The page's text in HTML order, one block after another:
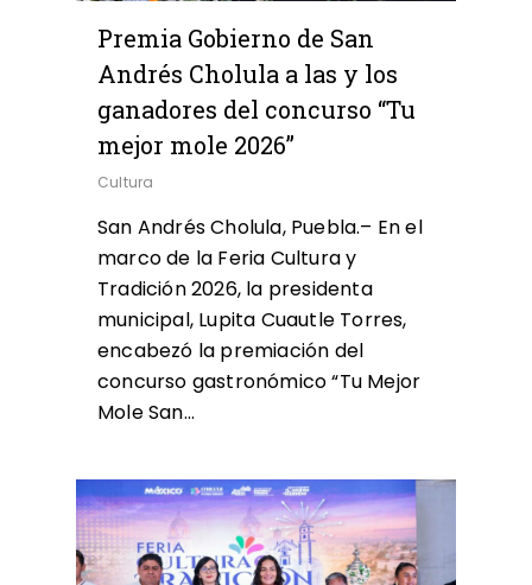
Premia Gobierno de San
Andrés Cholula a las y los
ganadores del concurso “Tu
mejor mole 2026”
Cultura
San Andrés Cholula, Puebla.– En el
marco de la Feria Cultura y
Tradición 2026, la presidenta
municipal, Lupita Cuautle Torres,
encabezó la premiación del
concurso gastronómico “Tu Mejor
Mole San…
0